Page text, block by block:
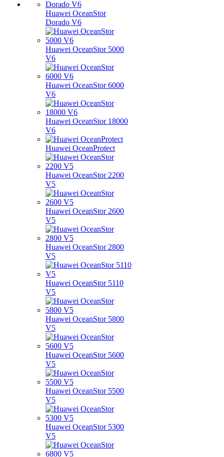
Huawei OceanStor
Dorado V6
Huawei OceanStor 5000
V6
Huawei OceanStor 6000
V6
Huawei OceanStor 18000
V6
Huawei OceanProtect
Huawei OceanStor 2200
V5
Huawei OceanStor 2600
V5
Huawei OceanStor 2800
V5
Huawei OceanStor 5110
V5
Huawei OceanStor 5800
V5
Huawei OceanStor 5600
V5
Huawei OceanStor 5500
V5
Huawei OceanStor 5300
V5